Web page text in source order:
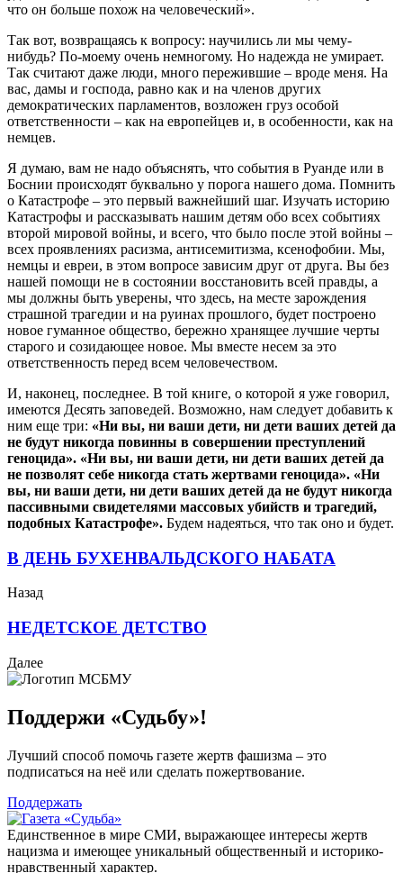
что он больше похож на человеческий».
Так вот, возвращаясь к вопросу: научились ли мы чему-
нибудь? По-моему очень немногому. Но надежда не умирает.
Так считают даже люди, много пережившие – вроде меня. На
вас, дамы и господа, равно как и на членов других
демократических парламентов, возложен груз особой
ответственности – как на европейцев и, в особенности, как на
немцев.
Я думаю, вам не надо объяснять, что события в Руанде или в
Боснии происходят буквально у порога нашего дома. Помнить
о Катастрофе – это первый важнейший шаг. Изучать историю
Катастрофы и рассказывать нашим детям обо всех событиях
второй мировой войны, и всего, что было после этой войны –
всех проявлениях расизма, антисемитизма, ксенофобии. Мы,
немцы и евреи, в этом вопросе зависим друг от друга. Вы без
нашей помощи не в состоянии восстановить всей правды, а
мы должны быть уверены, что здесь, на месте зарождения
страшной трагедии и на руинах прошлого, будет построено
новое гуманное общество, бережно хранящее лучшие черты
старого и созидающее новое. Мы вместе несем за это
ответственность перед всем человечеством.
И, наконец, последнее. В той книге, о которой я уже говорил,
имеются Десять заповедей. Возможно, нам следует добавить к
ним еще три: «Ни вы, ни ваши дети, ни дети ваших детей да
не будут никогда повинны в совершении преступлений
геноцида». «Ни вы, ни ваши дети, ни дети ваших детей да
не позволят себе никогда стать жертвами геноцида». «Ни
вы, ни ваши дети, ни дети ваших детей да не будут никогда
пассивными свидетелями массовых убийств и трагедий,
подобных Катастрофе». Будем надеяться, что так оно и будет.
В ДЕНЬ БУХЕНВАЛЬДСКОГО НАБАТА
Назад
НЕДЕТСКОЕ ДЕТСТВО
Далее
Поддержи «Судьбу»!
Лучший способ помочь газете жертв фашизма – это
подписаться на неё или сделать пожертвование.
Поддержать
Единственное в мире СМИ, выражающее интересы жертв
нацизма и имеющее уникальный общественный и историко-
нравственный характер.